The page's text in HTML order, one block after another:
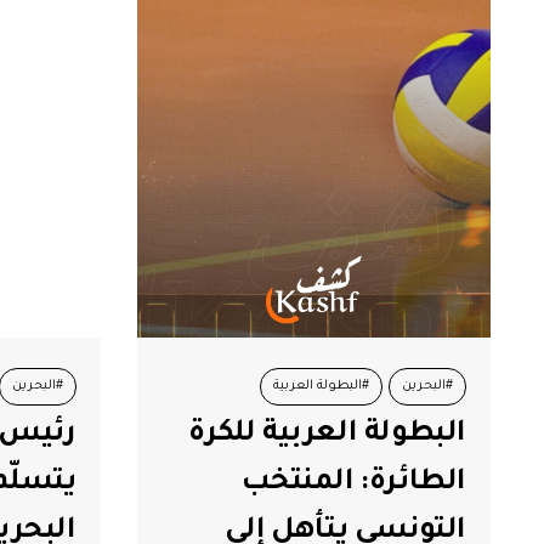
#البحرين #البطولة العربية
#الكرة الطائرة #المنتخب الوطني
البطولة العربية للكرة
الطائرة: المنتخب
التونسي يتأهل إلى
#البحرين
#جامعة
#رئيس
رئيس